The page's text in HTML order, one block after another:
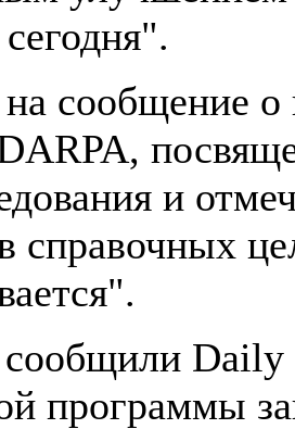
сообщение
и
справочных
Daily
программы